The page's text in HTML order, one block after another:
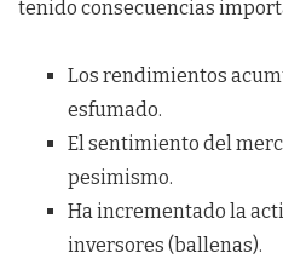
tenido consecuencias
Los rendimientos
esfumado.
El sentimiento del
pesimismo.
Ha incrementado la
inversores (ballenas).